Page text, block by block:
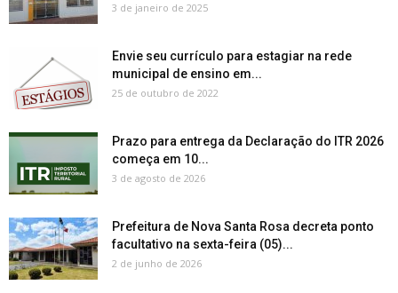
3 de janeiro de 2025
Envie seu currículo para estagiar na rede
municipal de ensino em...
25 de outubro de 2022
Prazo para entrega da Declaração do ITR 2026
começa em 10...
3 de agosto de 2026
Prefeitura de Nova Santa Rosa decreta ponto
facultativo na sexta-feira (05)...
2 de junho de 2026